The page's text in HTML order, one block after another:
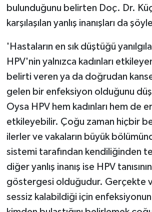
bulunduğunu belirten Doç. Dr.
karşılaşılan yanlış inanışları da
'Hastaların en sık düştüğü
HPV'nin yalnızca kadınları
belirti veren ya da doğrudan
gelen bir enfeksiyon olduğunu
Oysa HPV hem kadınları hem de
etkileyebilir. Çoğu zaman hiçbir
ilerler ve vakaların büyük
sistemi tarafından kendiliğinden
diğer yanlış inanış ise HPV
göstergesi olduğudur. Gerçekte
sessiz kalabildiği için